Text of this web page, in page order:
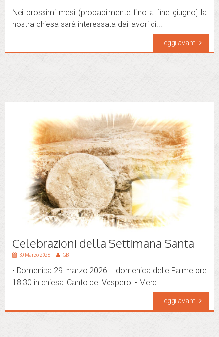
Nei prossimi mesi (probabilmente fino a fine giugno) la
nostra chiesa sarà interessata dai lavori di...
Leggi avanti
Celebrazioni della Settimana Santa
30 Marzo 2026 GB
• Domenica 29 marzo 2026 – domenica delle Palme ore
18.30 in chiesa: Canto del Vespero. • Merc...
Leggi avanti